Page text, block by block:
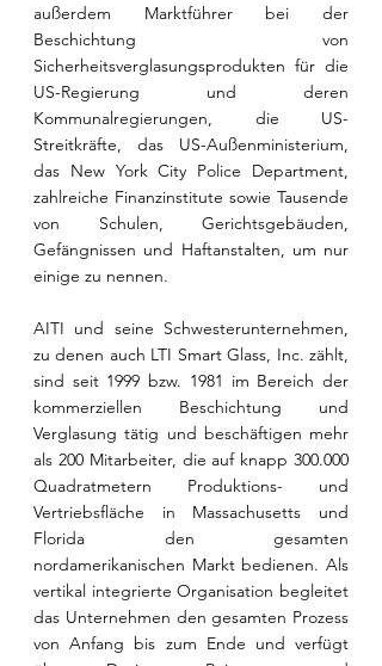
außerdem Marktführer bei der
Beschichtung von
Sicherheitsverglasungsprodukten für die
US-Regierung und deren
Kommunalregierungen, die US-
Streitkräfte, das US-Außenministerium,
das New York City Police Department,
zahlreiche Finanzinstitute sowie Tausende
von Schulen, Gerichtsgebäuden,
Gefängnissen und Haftanstalten, um nur
einige zu nennen.
AITI und seine Schwesterunternehmen,
zu denen auch LTI Smart Glass, Inc. zählt,
sind seit 1999 bzw. 1981 im Bereich der
kommerziellen Beschichtung und
Verglasung tätig und beschäftigen mehr
als 200 Mitarbeiter, die auf knapp 300.000
Quadratmetern Produktions- und
Vertriebsfläche in Massachusetts und
Florida den gesamten
nordamerikanischen Markt bedienen. Als
vertikal integrierte Organisation begleitet
das Unternehmen den gesamten Prozess
von Anfang bis zum Ende und verfügt